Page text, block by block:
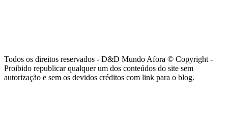
Todos os direitos reservados - D&D Mundo Afora © Copyright -
Proibido republicar qualquer um dos conteúdos do site sem
autorização e sem os devidos créditos com link para o blog.